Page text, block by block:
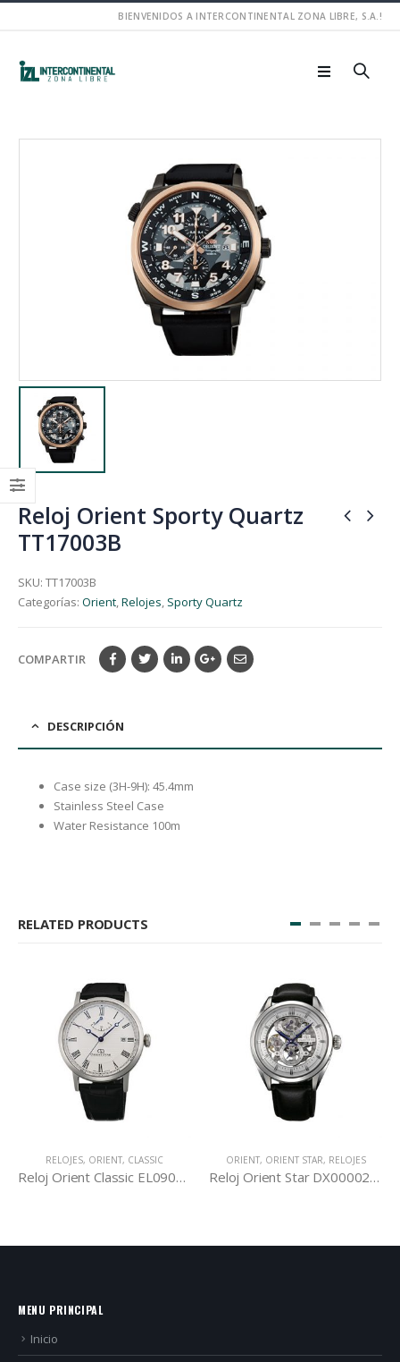
BIENVENIDOS A INTERCONTINENTAL ZONA LIBRE, S.A.!
Reloj Orient Sporty Quartz
TT17003B
SKU: TT17003B
Categorías: Orient,Relojes, Sporty Quartz
COMPARTIR
DESCRIPCIÓN
Case size (3H-9H): 45.4mm
Stainless Steel Case
Water Resistance 100m
RELATED PRODUCTS
RELOJES, ORIENT, CLASSIC
Reloj Orient Classic EL09004W
ORIENT, ORIENT STAR, RELOJES
Reloj Orient Star DX00002W
MENU PRINCIPAL
Inicio